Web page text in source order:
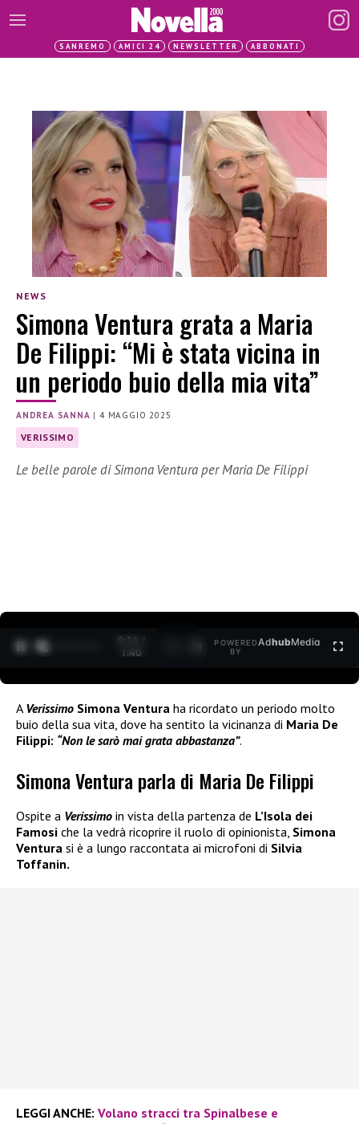
SANREMO AMICI 24 NEWSLETTER ABBONATI
NEWS
Simona Ventura grata a Maria
De Filippi: “Mi è stata vicina in
un periodo buio della mia vita”
ANDREA SANNA |4 MAGGIO 2025
VERISSIMO
Le belle parole di Simona Ventura per Maria De Filippi
0:15 /
1:40
POWERED
BY
AdhubMedia
A Verissimo Simona Ventura ha ricordato un periodo molto
buio della sua vita, dove ha sentito la vicinanza di Maria De
Filippi: “Non le sarò mai grata abbastanza”.
Simona Ventura parla di Maria De Filippi
Ospite a Verissimo in vista della partenza de L’Isola dei
Famosi che la vedrà ricoprire il ruolo di opinionista, Simona
Ventura si è a lungo raccontata ai microfoni di Silvia
Toffanin.
LEGGI ANCHE: Volano stracci tra Spinalbese e